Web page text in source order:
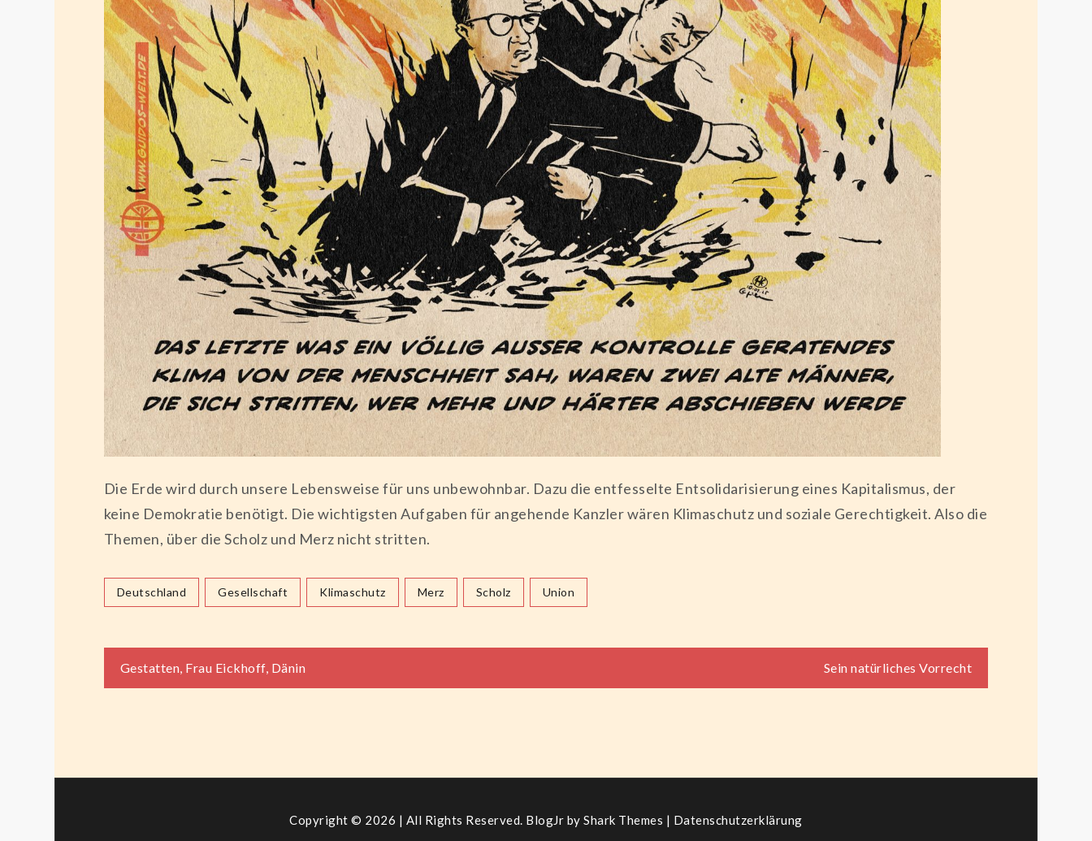
Die Erde wird durch unsere Lebensweise für uns unbewohnbar. Dazu die entfesselte Entsolidarisierung eines Kapitalismus, der
keine Demokratie benötigt. Die wichtigsten Aufgaben für angehende Kanzler wären Klimaschutz und soziale Gerechtigkeit. Also die
Themen, über die Scholz und Merz nicht stritten.
Deutschland Gesellschaft Klimaschutz Merz Scholz Union
Beitragsnavigation
Gestatten, Frau Eickhoff, Dänin Sein natürliches Vorrecht
Copyright © 2026 | All Rights Reserved. BlogJr byShark Themes | Datenschutzerklärung